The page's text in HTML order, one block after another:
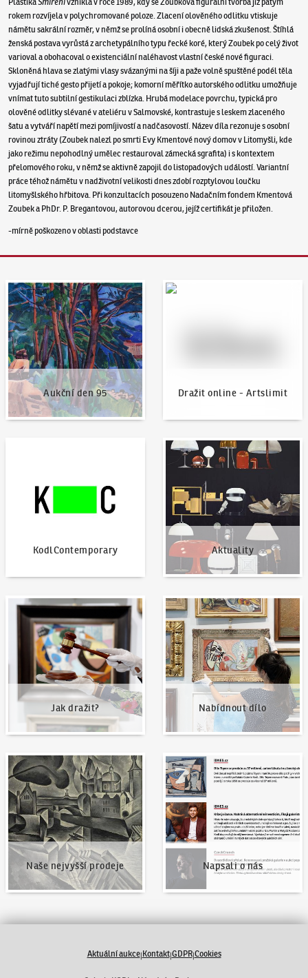
rokem rozvíjela v polychromované poloze. Zlacení olověného odlitku vtiskuje
námětu sakrální rozměr, v němž se prolíná osobní i obecně lidská zkušenost. Štíhlá
ženská postava vyrůstá z archetypálního typu řecké koré, který Zoubek po celý život
varioval a obohacoval o existenciální naléhavost vlastní české nové figuraci.
Skloněná hlava se zlatými vlasy svázanými na šíji a paže volně spuštěné podél těla
vyjadřují tiché gesto přijetí a pokoje; komorní měřítko autorského odlitku umožňuje
vnímat tuto subtilní gestikulaci zblízka. Hrubá modelace povrchu, typická pro
olověné odlitky slévané v ateliéru v Salmovské, kontrastuje s leskem zlaceného
šatu a vytváří napětí mezi pomíjivostí a nadčasovostí. Název díla rezonuje s osobní
rovinou ztráty (Zoubek nalezl po smrti Evy Kmentové nový domov v Litomyšli, kde
jako režimu nepohodlný umělec restauroval zámecká sgrafita) i s kontextem
přelomového roku, v němž se aktivně zapojil do listopadových událostí. Variantní
práce téhož námětu v nadživotní velikosti dnes zdobí rozptylovou loučku
litomyšlského hřbitova. Při konzultacích posouzeno Nadačním fondem Kmentová
Zoubek a PhDr. P. Bregantovou, autorovou dcerou, jejíž certifikát je přiložen.
-mírně poškozeno v oblasti podstavce
Aukční den 95
Aukční den 95
Dražit online - Artslimit
Dražit online - Artslimit
KodlContemporary Aktuality
Aktuality
Jak dražit?
Jak dražit?
Nabídnout dílo
Nabídnout dílo
Naše nejvyšší prodeje
Naše nejvyšší prodeje
Napsali o nás
Napsali o nás
Aktuální aukce|Kontakt|GDPR|Cookies